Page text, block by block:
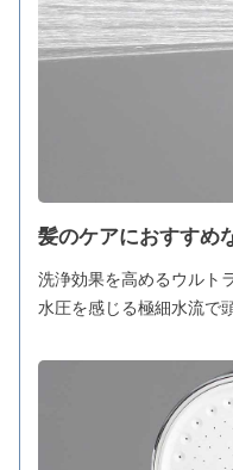
髪のケアにおすすめ
洗浄効果を高めるウルト
水圧を感じる極細水流で